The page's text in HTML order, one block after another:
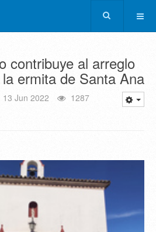
contribuye al arreglo
ermita de Santa Ana
13 Jun 2022 1287